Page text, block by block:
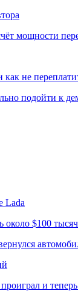
мощности
как не
подойти к
Lada
около $100
и